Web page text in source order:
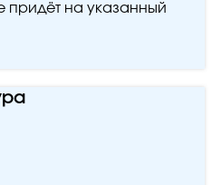
придёт на указанный